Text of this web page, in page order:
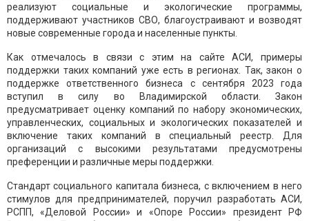
реализуют социальные и экологические программы,
поддерживают участников СВО, благоустраивают и возводят
новые современные города и населенные пункты.
Как отмечалось в связи с этим на сайте АСИ, примеры
поддержки таких компаний уже есть в регионах. Так, закон о
поддержке ответственного бизнеса с сентября 2023 года
вступил в силу во Владимирской области. Закон
предусматривает оценку компаний по набору экономических,
управленческих, социальных и экологических показателей и
включение таких компаний в специальный реестр. Для
организаций с высокими результатами предусмотрены
преференции и различные меры поддержки.
Стандарт социального капитала бизнеса, с включением в него
стимулов для предпринимателей, поручил разработать АСИ,
РСПП, «Деловой России» и «Опоре России» президент РФ